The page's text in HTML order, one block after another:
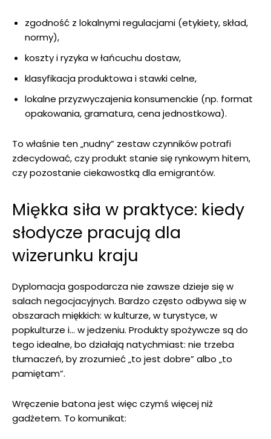
zgodność z lokalnymi regulacjami (etykiety, skład,
normy),
koszty i ryzyka w łańcuchu dostaw,
klasyfikacja produktowa i stawki celne,
lokalne przyzwyczajenia konsumenckie (np. format
opakowania, gramatura, cena jednostkowa).
To właśnie ten „nudny” zestaw czynników potrafi
zdecydować, czy produkt stanie się rynkowym hitem,
czy pozostanie ciekawostką dla emigrantów.
Miękka siła w praktyce: kiedy
słodycze pracują dla
wizerunku kraju
Dyplomacja gospodarcza nie zawsze dzieje się w
salach negocjacyjnych. Bardzo często odbywa się w
obszarach miękkich: w kulturze, w turystyce, w
popkulturze i… w jedzeniu. Produkty spożywcze są do
tego idealne, bo działają natychmiast: nie trzeba
tłumaczeń, by zrozumieć „to jest dobre” albo „to
pamiętam”.
Wręczenie batona jest więc czymś więcej niż
gadżetem. To komunikat: